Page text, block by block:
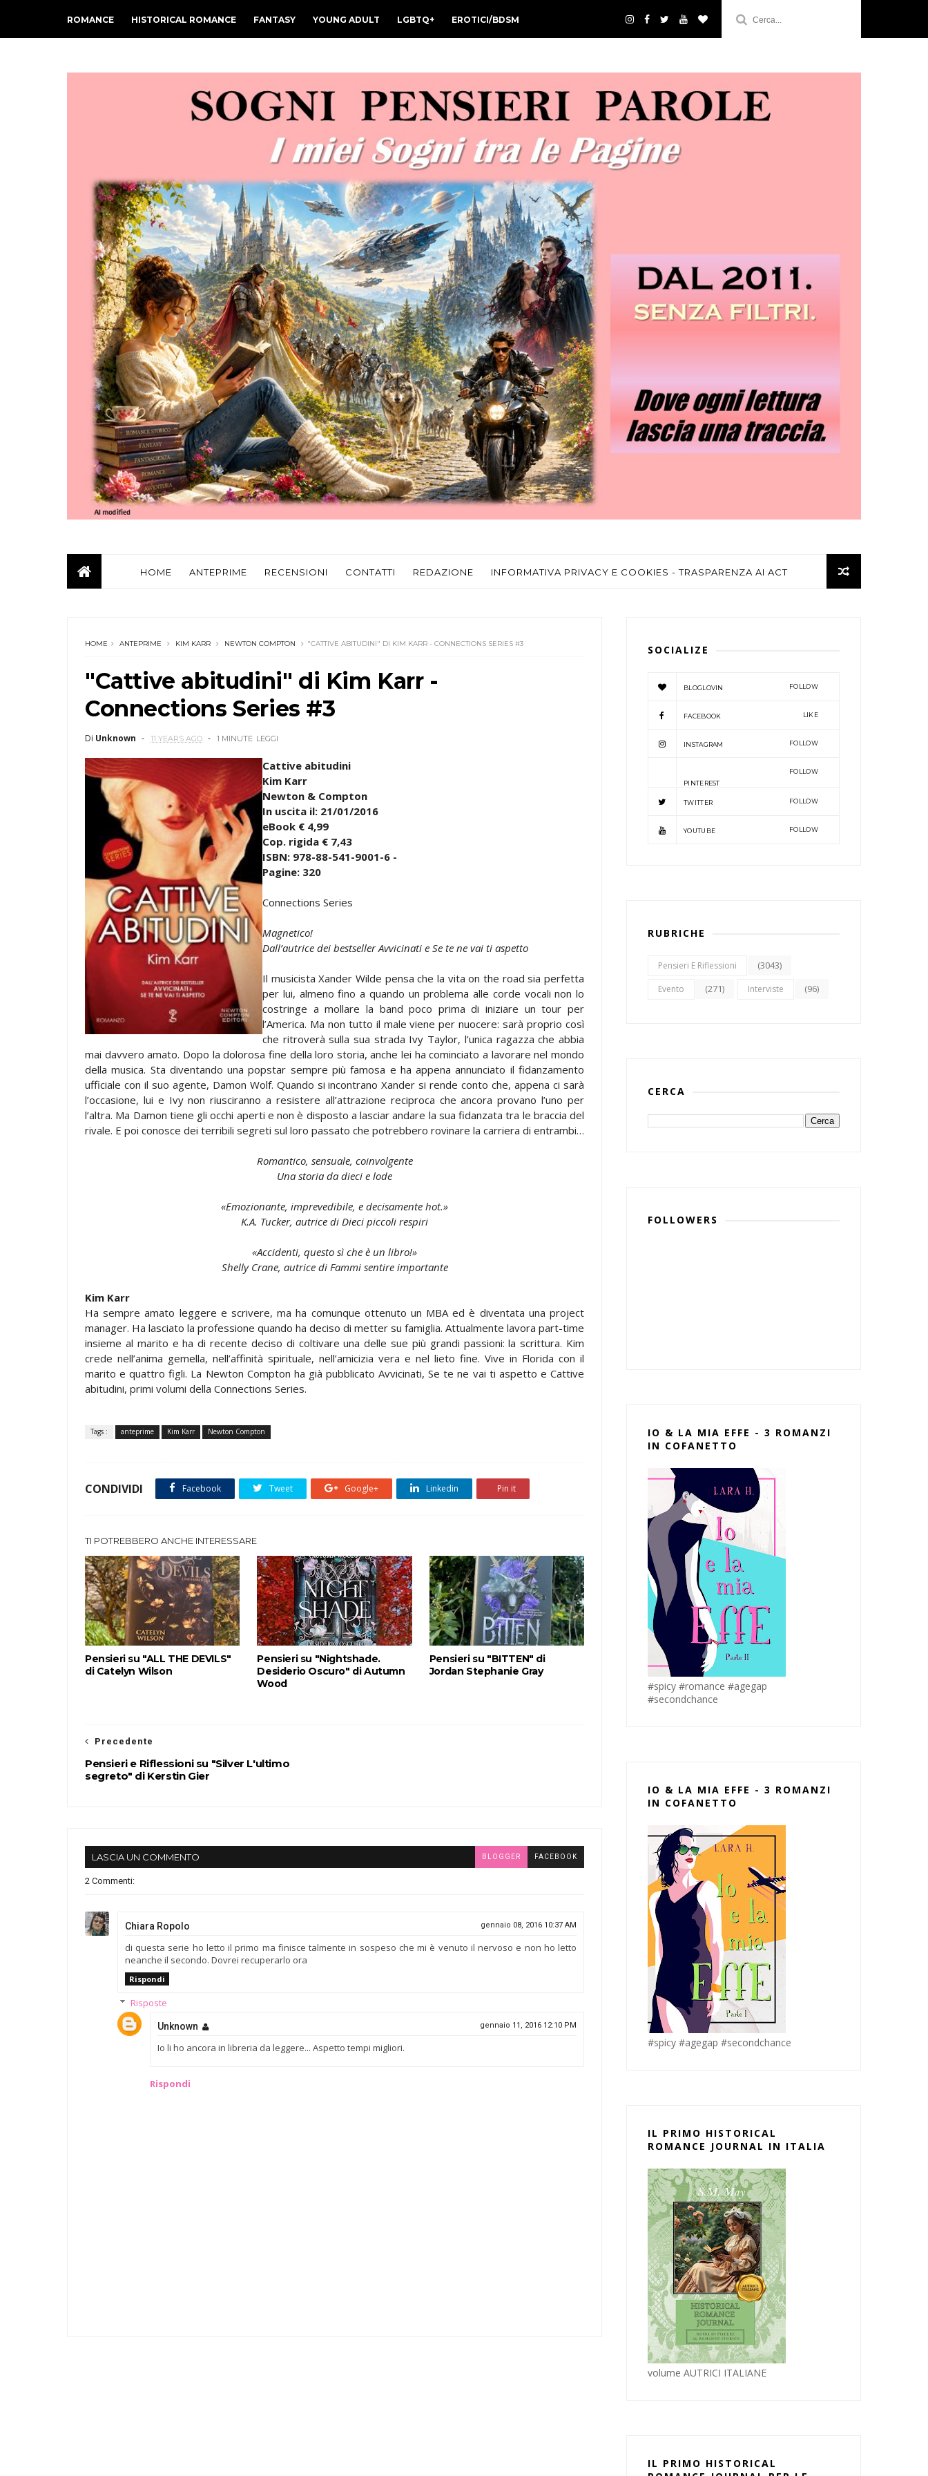
ROMANCE HISTORICAL ROMANCE FANTASY YOUNG ADULT LGBTQ+ EROTICI/BDSM
HOME ANTEPRIME RECENSIONI CONTATTI REDAZIONE INFORMATIVA PRIVACY E COOKIES - TRASPARENZA AI ACT
HOME ANTEPRIME KIM KARR NEWTON COMPTON "CATTIVE ABITUDINI" DI KIM KARR - CONNECTIONS SERIES #3
"Cattive abitudini" di Kim Karr -
Connections Series #3
Di Unknown 11 YEARS AGO 1 MINUTE LEGGI
Cattive abitudini
Kim Karr
Newton & Compton
In uscita il: 21/01/2016
eBook € 4,99
Cop. rigida € 7,43
ISBN: 978-88-541-9001-6 -
Pagine: 320
Connections Series
Magnetico!
Dall’autrice dei bestseller Avvicinati e Se te ne vai ti aspetto
Il musicista Xander Wilde pensa che la vita on the road sia perfetta
per lui, almeno fino a quando un problema alle corde vocali non lo
costringe a mollare la band poco prima di iniziare un tour per
l’America. Ma non tutto il male viene per nuocere: sarà proprio così
che ritroverà sulla sua strada Ivy Taylor, l’unica ragazza che abbia
mai davvero amato. Dopo la dolorosa fine della loro storia, anche lei ha cominciato a lavorare nel mondo
della musica. Sta diventando una popstar sempre più famosa e ha appena annunciato il fidanzamento
ufficiale con il suo agente, Damon Wolf. Quando si incontrano Xander si rende conto che, appena ci sarà
l’occasione, lui e Ivy non riusciranno a resistere all’attrazione reciproca che ancora provano l’uno per
l’altra. Ma Damon tiene gli occhi aperti e non è disposto a lasciar andare la sua fidanzata tra le braccia del
rivale. E poi conosce dei terribili segreti sul loro passato che potrebbero rovinare la carriera di entrambi…
Romantico, sensuale, coinvolgente
Una storia da dieci e lode
«Emozionante, imprevedibile, e decisamente hot.»
K.A. Tucker, autrice di Dieci piccoli respiri
«Accidenti, questo sì che è un libro!»
Shelly Crane, autrice di Fammi sentire importante
Kim Karr
Ha sempre amato leggere e scrivere, ma ha comunque ottenuto un MBA ed è diventata una project
manager. Ha lasciato la professione quando ha deciso di metter su famiglia. Attualmente lavora part-time
insieme al marito e ha di recente deciso di coltivare una delle sue più grandi passioni: la scrittura. Kim
crede nell’anima gemella, nell’affinità spirituale, nell’amicizia vera e nel lieto fine. Vive in Florida con il
marito e quattro figli. La Newton Compton ha già pubblicato Avvicinati, Se te ne vai ti aspetto e Cattive
abitudini, primi volumi della Connections Series.
Tags : anteprime Kim Karr Newton Compton
CONDIVIDI Facebook Tweet Google+ Linkedin Pin it
TI POTREBBERO ANCHE INTERESSARE
Pensieri su "ALL THE DEVILS"
di Catelyn Wilson
Pensieri su "Nightshade.
Desiderio Oscuro" di Autumn
Wood
Pensieri su "BITTEN" di
Jordan Stephanie Gray
Precedente
Pensieri e Riflessioni su "Silver L'ultimo
segreto" di Kerstin Gier
LASCIA UN COMMENTO BLOGGER FACEBOOK
2 Commenti:
Chiara Ropolo gennaio 08, 2016 10:37 AM
di questa serie ho letto il primo ma finisce talmente in sospeso che mi è venuto il nervoso e non ho letto
neanche il secondo. Dovrei recuperarlo ora
Rispondi
Risposte
Unknown gennaio 11, 2016 12:10 PM
Io li ho ancora in libreria da leggere... Aspetto tempi migliori.
Rispondi
SOCIALIZE
BLOGLOVIN FOLLOW
FACEBOOK LIKE
INSTAGRAM FOLLOW
PINTEREST
FOLLOW
TWITTER FOLLOW
YOUTUBE FOLLOW
RUBRICHE
Pensieri E Riflessioni (3043)
Evento (271) Interviste (96)
CERCA
FOLLOWERS
IO & LA MIA EFFE - 3 ROMANZI
IN COFANETTO
#spicy #romance #agegap
#secondchance
IO & LA MIA EFFE - 3 ROMANZI
IN COFANETTO
#spicy #agegap #secondchance
IL PRIMO HISTORICAL
ROMANCE JOURNAL IN ITALIA
volume AUTRICI ITALIANE
IL PRIMO HISTORICAL